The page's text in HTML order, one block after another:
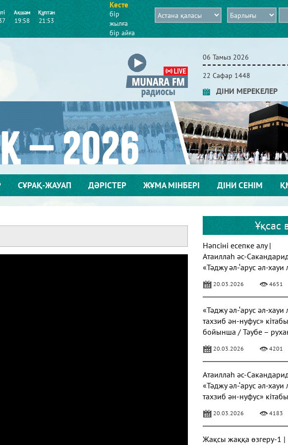
Ақшам
19:58
Құптан
21:53
Кесте
бір
жылға
бір айға
06 Тамыз 2026
22 Сафар 1448
ДІНИ МЕРЕКЕЛЕР
СҰРАҚ-ЖАУАП ДӘРІСТЕР ЖҰМА МІНБЕРІ ДІНИ СЕНІМ
Ұқсас
Нәпсіні есепке алу |
Атаиллаһ әс-
«Тәджу әл-‘арус әл-хауи
20.03.2026 4651
«Тәджу әл-‘арус әл-хауи
тахзиб ән-нуфус» кітабы
бойынша / Тәубе –
20.03.2026 4201
Атаиллаһ әс-
«Тәджу әл-‘арус әл-хауи
тахзиб ән-нуфус» кітабы
20.03.2026 4183
Жақсы жаққа өзгеру-1 |